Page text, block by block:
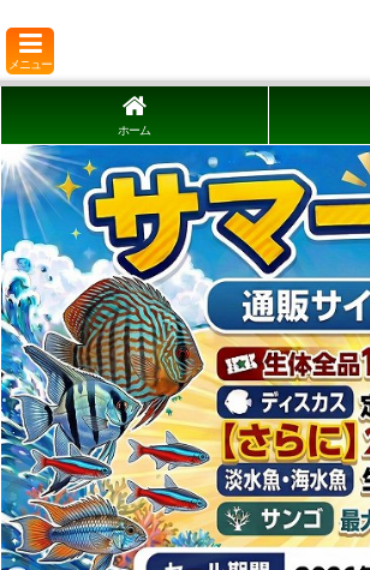
メニュー
ホーム